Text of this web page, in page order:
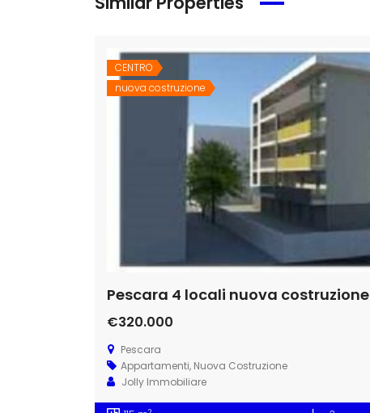
CENTRO
nuova costruzione
Pescara 4 locali nuova costruzione
€320.000
Pescara
Appartamenti, Nuova Costruzione
Jolly Immobiliare